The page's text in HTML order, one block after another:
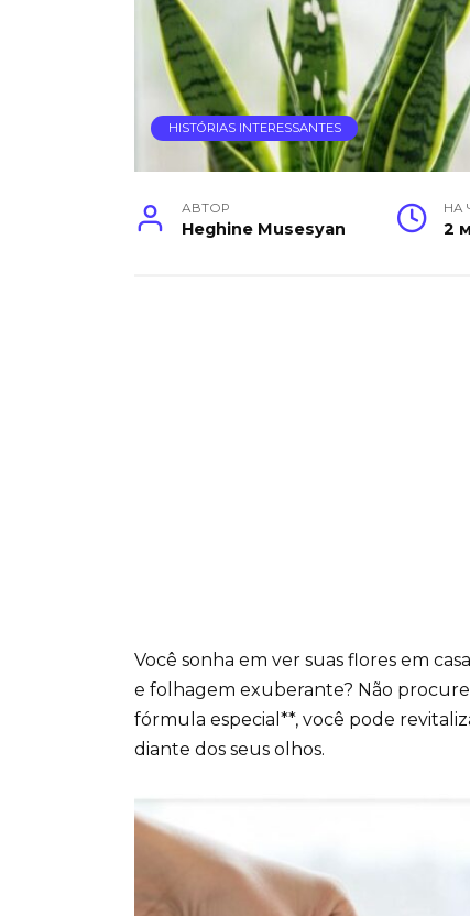
HISTÓRIAS INTERESSANTES
АВТОР
Heghine Musesyan
НА
2
Você sonha em ver suas flores em
e folhagem exuberante? Não
fórmula especial**, você pode
diante dos seus olhos.